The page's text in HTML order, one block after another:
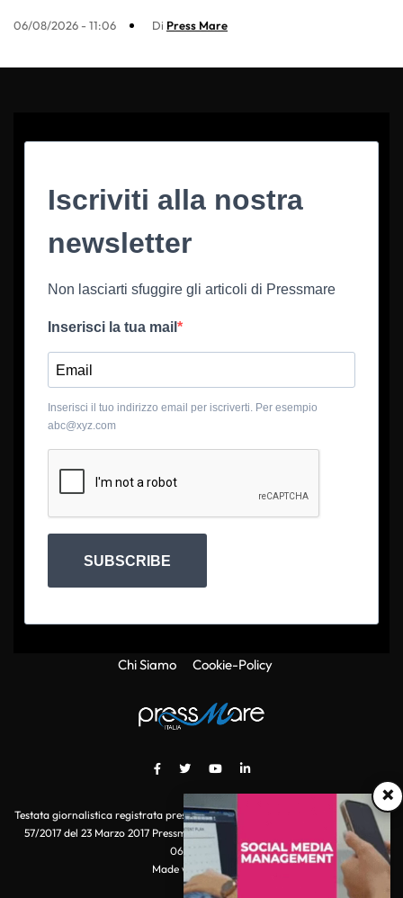
06/08/2026 - 11:06 Di Press Mare
×
Iscriviti alla nostra
newsletter
Non lasciarti sfuggire gli articoli di Pressmare
Inserisci la tua mail
Inserisci il tuo indirizzo email per iscriverti. Per esempio
abc@xyz.com
SUBSCRIBE
Chi Siamo Cookie-Policy
Testata giornalistica registrata presso il Tribunale di Roma con autorizzazione
57/2017 del 23 Marzo 2017 Pressmare.it è un marchio di S.P.E.N. Srl - P.IVA
06511641000
Made with
by POI